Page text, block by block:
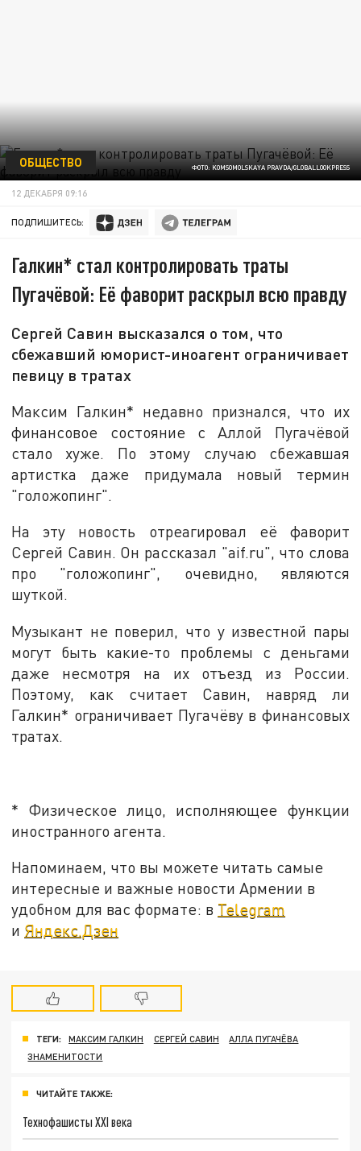
ФОТО: KOMSOMOLSKAYA PRAVDA/GLOBALLOOKPRESS
ОБЩЕСТВО
12 ДЕКАБРЯ 09:16
ПОДПИШИТЕСЬ:
Галкин* стал контролировать траты
Пугачёвой: Её фаворит раскрыл всю правду
Сергей Савин высказался о том, что
сбежавший юморист-иноагент ограничивает
певицу в тратах
Максим Галкин* недавно признался, что их
финансовое состояние с Аллой Пугачёвой
стало хуже. По этому случаю сбежавшая
артистка даже придумала новый термин
"голожопинг".
На эту новость отреагировал её фаворит
Сергей Савин. Он рассказал "aif.ru", что слова
про "голожопинг", очевидно, являются
шуткой.
Музыкант не поверил, что у известной пары
могут быть какие-то проблемы с деньгами
даже несмотря на их отъезд из России.
Поэтому, как считает Савин, навряд ли
Галкин* ограничивает Пугачёву в финансовых
тратах.
* Физическое лицо, исполняющее функции
иностранного агента.
Напоминаем, что вы можете читать самые
интересные и важные новости Армении в
удобном для вас формате: в Telegram
и Яндекс.Дзен
ТЕГИ: МАКСИМ ГАЛКИН СЕРГЕЙ САВИН
АЛЛА ПУГАЧЁВА
ЗНАМЕНИТОСТИ
ЧИТАЙТЕ ТАКЖЕ:
Технофашисты XXI века